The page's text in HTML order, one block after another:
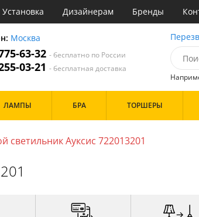
Установка Дизайнерам Бренды
Москва
63-32- бесплатно по России
03-21- бесплатная доставка
Зал
Шары
ЛАМПЫ БРА ТОРШЕРЫ
светильник Ауксис 722013201